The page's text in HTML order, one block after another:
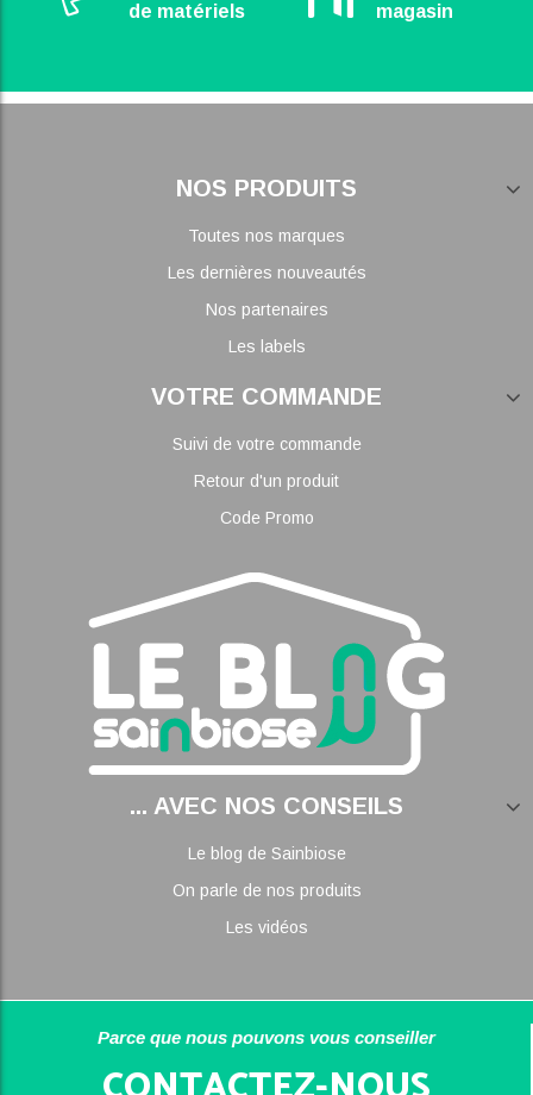
de matériels
magasin
NOS PRODUITS
Toutes nos marques
Les dernières nouveautés
Nos partenaires
Les labels
VOTRE COMMANDE
Suivi de votre commande
Retour d'un produit
Code Promo
... AVEC NOS CONSEILS
Le blog de Sainbiose
On parle de nos produits
Les vidéos
Parce que nous pouvons vous conseiller